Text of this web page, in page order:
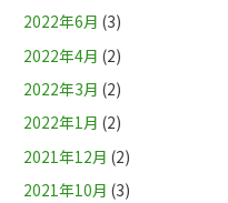
2022年6月 (3)
2022年4月 (2)
2022年3月 (2)
2022年1月 (2)
2021年12月 (2)
2021年10月 (3)